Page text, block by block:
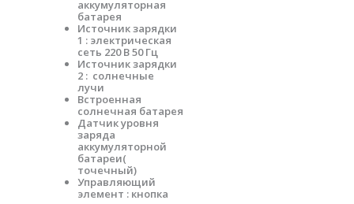
аккумуляторная
батарея
Источник зарядки
1 : электрическая
сеть 220 В 50 Гц
Источник зарядки
2 : солнечные
лучи
Встроенная
солнечная батарея
Датчик уровня
заряда
аккумуляторной
батареи(
точечный)
Управляющий
элемент : кнопка